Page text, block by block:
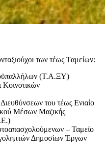
των τέως Ταμείων:
(Τ.Α.ΞΥ)
Κοινοτικών
του τέως Ενιαίο
Μέσων Μαζικής
– Ταμείο
Δημοσίων Έργων